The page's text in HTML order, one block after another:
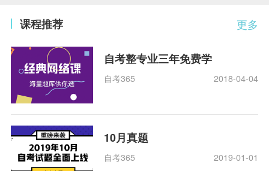
更多
课程推荐
自考整专业三年免费学
自考365 2018-04-04
10月真题
自考365 2019-01-01